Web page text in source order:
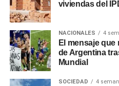
viviendas del
NACIONALES 4
El mensaje
de Argentina
Mundial
SOCIEDAD 4